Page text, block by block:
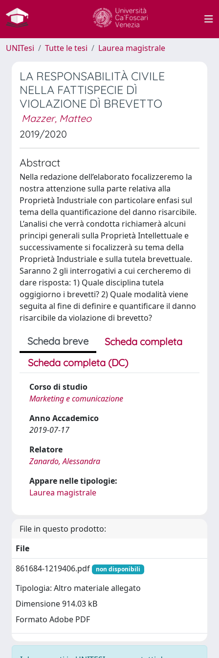
UNITesi Tutte le tesi Laurea magistrale
LA RESPONSABILITÀ CIVILE
NELLA FATTISPECIE DÌ
VIOLAZIONE DÌ BREVETTO
Mazzer, Matteo
2019/2020
Abstract
Nella redazione dell’elaborato focalizzeremo la
nostra attenzione sulla parte relativa alla
Proprietà Industriale con particolare enfasi sul
tema della quantificazione del danno risarcibile.
L’analisi che verrà condotta richiamerà alcuni
principi generali sulla Proprietà Intellettuale e
successivamente si focalizzerà su tema della
Proprietà Industriale e sulla tutela brevettuale.
Saranno 2 gli interrogativi a cui cercheremo di
dare risposta: 1) Quale disciplina tutela
oggigiorno i brevetti? 2) Quale modalità viene
seguita al fine di definire e quantificare il danno
risarcibile da violazione di brevetto?
Scheda breve
Scheda completa
Scheda completa (DC)
Corso di studio
Marketing e comunicazione
Anno Accademico
2019-07-17
Relatore
Zanardo, Alessandra
Appare nelle tipologie:
Laurea magistrale
File in questo prodotto:
File
861684-1219406.pdf
non disponibili
Tipologia: Altro materiale allegato
Dimensione 914.03 kB
Formato Adobe PDF